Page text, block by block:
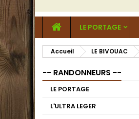
LE PORTAGE
Accueil LE BIVOUAC
-- RANDONNEURS --
LE PORTAGE
L'ULTRA LEGER